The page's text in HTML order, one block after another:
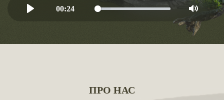
00:24
ПРО НАС